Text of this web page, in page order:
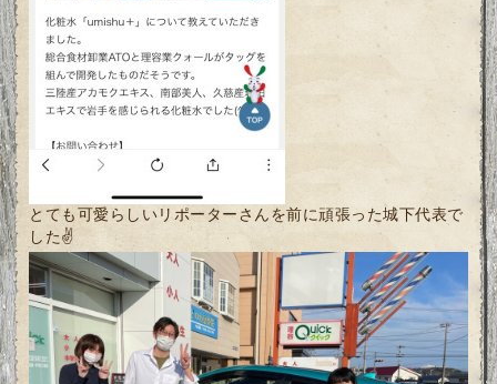
とても可愛らしいリポーターさんを前に頑張った城下代表で
した✌